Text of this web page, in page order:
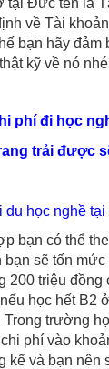
tại Đức tên là
về Tài
bạn hãy đảm
kỹ về nó
phí đi học
trải được
bạn có thể
sẽ tốn mức
200 triệu đồng
học hết B2
trường
phí vào
kể và bạn nên